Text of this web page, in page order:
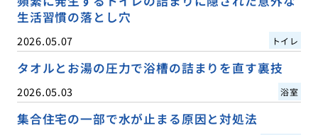
生活習慣の落とし穴
2026.05.07 トイレ
タオルとお湯の圧力で浴槽の詰まりを直す裏技
2026.05.03 浴室
集合住宅の一部で水が止まる原因と対処法